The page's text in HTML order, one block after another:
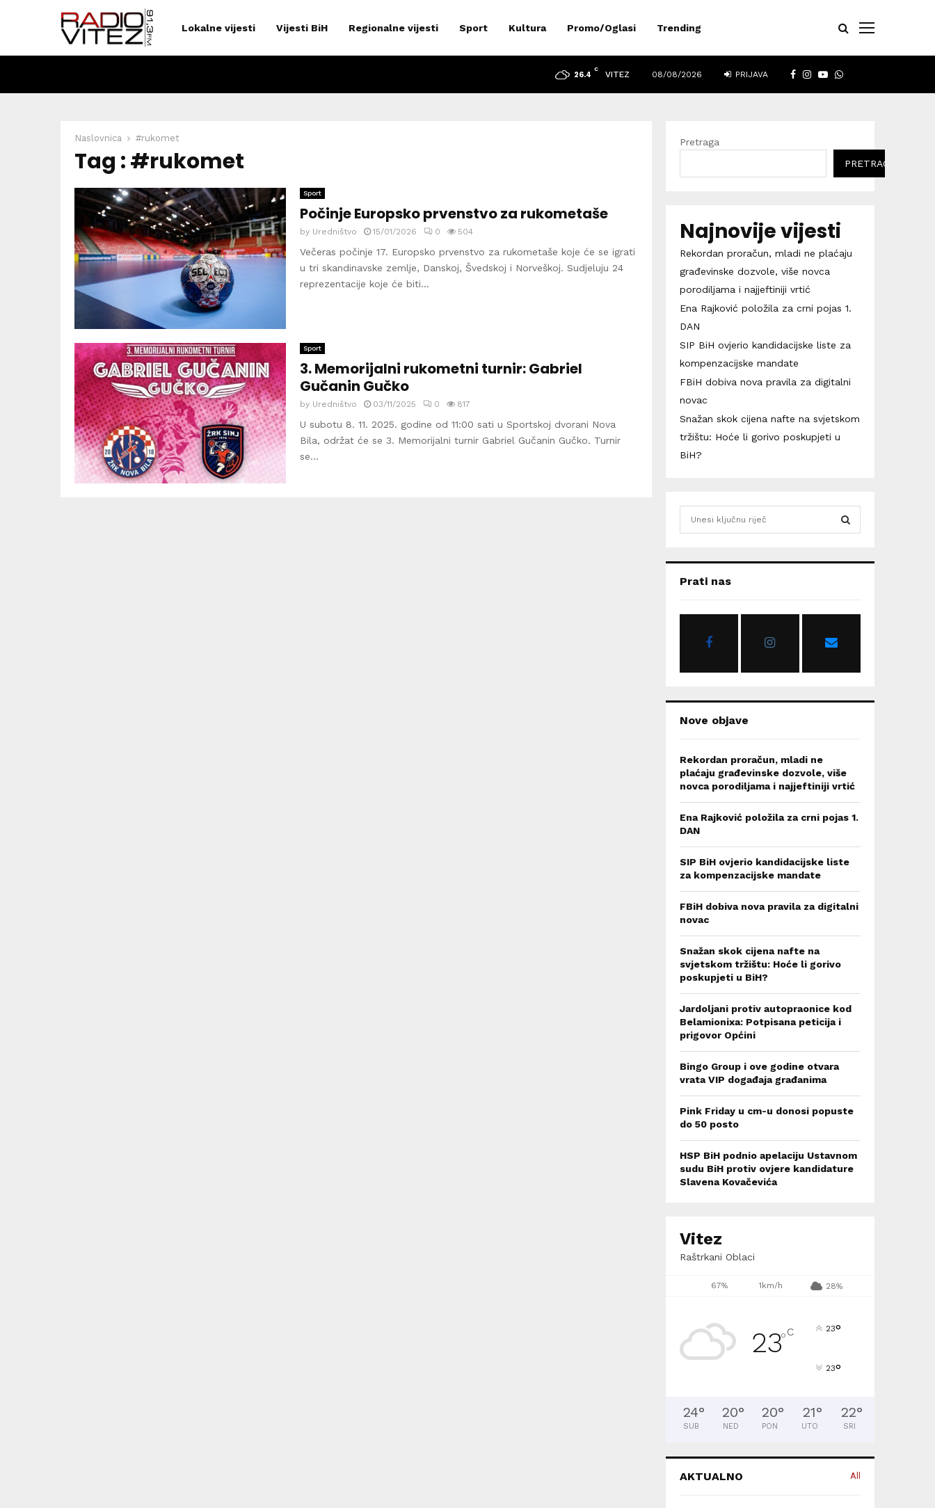
Lokalne vijesti Vijesti BiH Regionalne vijesti Sport Kultura Promo/Oglasi Trending
FACEBOOK
INSTAGRAM
YOUTUBE
WHATSAPP
26.4
C
VITEZ 08/08/2026 PRIJAVA
Naslovnica #rukomet
Tag : #rukomet
Sport
Počinje Europsko prvenstvo za rukometaše
by Uredništvo 15/01/2026 0 504
Večeras počinje 17. Europsko prvenstvo za rukometaše koje će se igrati
u tri skandinavske zemlje, Danskoj, Švedskoj i Norveškoj. Sudjeluju 24
reprezentacije koje će biti...
Sport
3. Memorijalni rukometni turnir: Gabriel
Gučanin Gučko
by Uredništvo 03/11/2025 0 817
U subotu 8. 11. 2025. godine od 11:00 sati u Sportskoj dvorani Nova
Bila, održat će se 3. Memorijalni turnir Gabriel Gučanin Gučko. Turnir
se...
Pretraga
PRETRAGA
Najnovije vijesti
Rekordan proračun, mladi ne plaćaju
građevinske dozvole, više novca
porodiljama i najjeftiniji vrtić
Ena Rajković položila za crni pojas 1.
DAN
SIP BiH ovjerio kandidacijske liste za
kompenzacijske mandate
FBiH dobiva nova pravila za digitalni
novac
Snažan skok cijena nafte na svjetskom
tržištu: Hoće li gorivo poskupjeti u
BiH?
h
o
Prati nas
Nove objave
Rekordan proračun, mladi ne
plaćaju građevinske dozvole, više
novca porodiljama i najjeftiniji vrtić
Ena Rajković položila za crni pojas 1.
DAN
SIP BiH ovjerio kandidacijske liste
za kompenzacijske mandate
FBiH dobiva nova pravila za digitalni
novac
Snažan skok cijena nafte na
svjetskom tržištu: Hoće li gorivo
poskupjeti u BiH?
Jardoljani protiv autopraonice kod
Belamionixa: Potpisana peticija i
prigovor Općini
Bingo Group i ove godine otvara
vrata VIP događaja građanima
Pink Friday u cm-u donosi popuste
do 50 posto
HSP BiH podnio apelaciju Ustavnom
sudu BiH protiv ovjere kandidature
Slavena Kovačevića
Vitez
Raštrkani Oblaci
67% 1km/h 28%
23°C 23°
23°
24°
SUB
20°
NED
20°
PON
21°
UTO
22°
SRI
AKTUALNO All